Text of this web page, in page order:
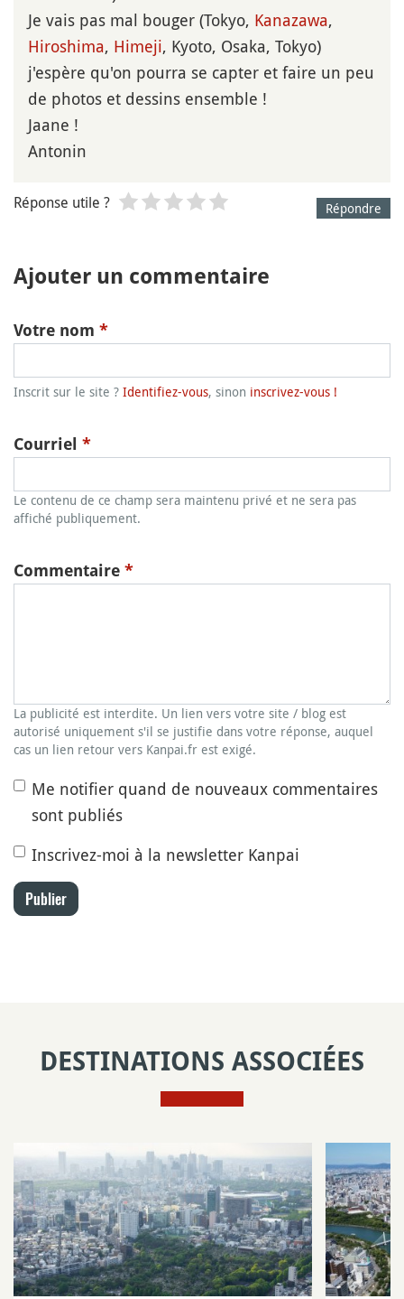
Je vais pas mal bouger (Tokyo, Kanazawa,
Hiroshima, Himeji, Kyoto, Osaka, Tokyo)
j'espère qu'on pourra se capter et faire un peu
de photos et dessins ensemble !
Jaane !
Antonin
Répondre
Réponse utile ?
Ajouter un commentaire
Votre nom *
Inscrit sur le site ? Identifiez-vous, sinon inscrivez-vous !
Courriel *
Le contenu de ce champ sera maintenu privé et ne sera pas
affiché publiquement.
Commentaire *
La publicité est interdite. Un lien vers votre site / blog est
autorisé uniquement s'il se justifie dans votre réponse, auquel
cas un lien retour vers Kanpai.fr est exigé.
Me notifier quand de nouveaux commentaires
sont publiés
Inscrivez-moi à la newsletter Kanpai
Publier
DESTINATIONS ASSOCIÉES